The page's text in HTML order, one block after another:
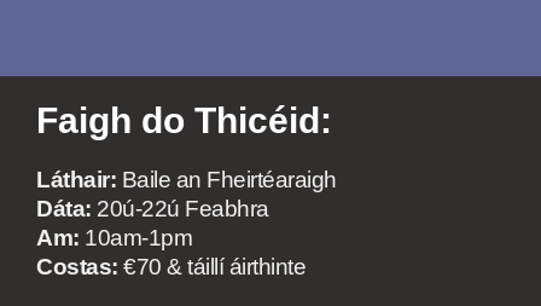
Faigh do Thicéid:
Láthair: Baile an Fheirtéaraigh
Dáta: 20ú-22ú Feabhra
Am: 10am-1pm
Costas: €70 & táillí áirthinte